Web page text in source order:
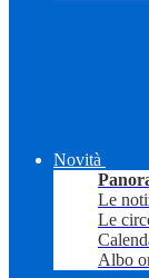
Novità
Le
Le
Albo